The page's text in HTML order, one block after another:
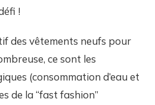
!
des vêtements neufs pour
ce sont les
(consommation d’eau et
de la “fast fashion”